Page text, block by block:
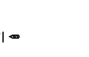
🥕